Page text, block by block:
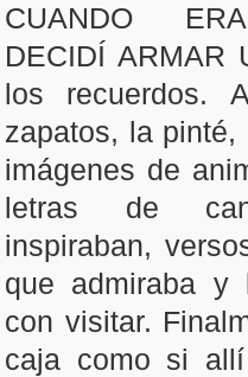
CUANDO
DECIDÍ ARMAR
los recuerdos.
zapatos, la
imágenes de
letras de
inspiraban,
que admiraba y
con visitar.
caja como si